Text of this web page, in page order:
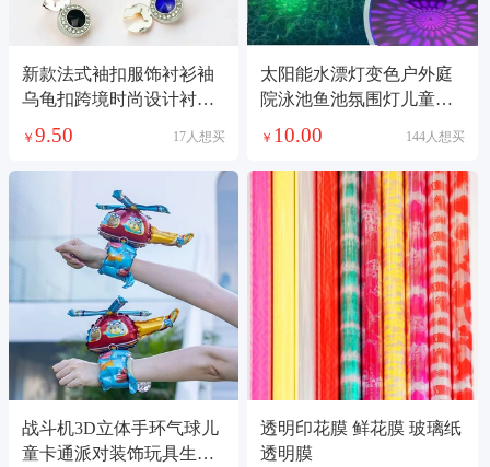
新款法式袖扣服饰衬衫袖
乌龟扣跨境时尚设计衬衫
领口钮扣底托配件
￥ 9.50 17人想买
太阳能水漂灯变色户外庭
院泳池鱼池氛围灯儿童洗
澡玩具宠物玩具
￥ 10.00 144人想买
战斗机3D立体手环气球儿
童卡通派对装饰玩具生日
透明印花膜 鲜花膜 玻璃纸
透明膜